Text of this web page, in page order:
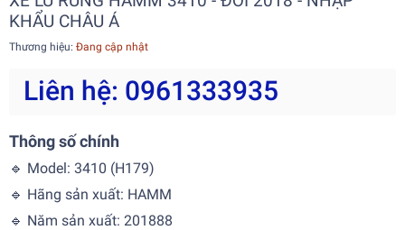
KHẨU CHÂU Á
Thương hiệu: Đang cập nhật
Liên hệ: 0961333935
Thông số chính
🔹 Model: 3410 (H179)
🔹 Hãng sản xuất: HAMM
🔹 Năm sản xuất: 201888